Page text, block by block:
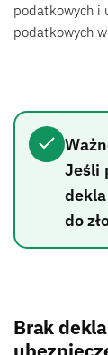
podatkowych i
podatkowych
Jeśli
do
Brak